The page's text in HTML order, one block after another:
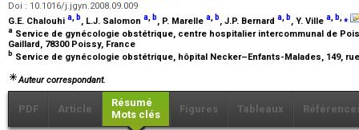
Doi : 10.1016/j.jgyn.2008.09.009
G.E. Chalouhi a, b, L.J. Salomon a, b, P. Marelle a, b, J.P. Bernard a, b, Y. Ville a, b,⁎
a Service de gynécologie obstétrique, centre hospitalier intercommunal de
Gaillard, 78300 Poissy, France
b Service de gynécologie obstétrique, hôpital Necker–Enfants-Malades, 149,
Auteur correspondant.
PDF Article
Résumé
Mots clés
Figures Tableaux